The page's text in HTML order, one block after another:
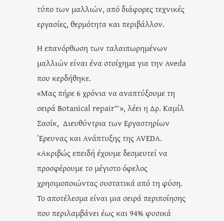
τύπο των μαλλιών, από διάφορες τεχνικές
εργασίες, θερμότητα και περιβάλλον.
Η επανόρθωση των ταλαιπωρημένων
μαλλιών είναι ένα στοίχημα για την Aveda
που κερδήθηκε.
«Μας πήρε 6 χρόνια να αναπτύξουμε τη
σειρά Botanical repair™», λέει η Δρ. Καμίλ
Σασίκ, Διευθύντρια των Εργαστηρίων
Έρευνας και Ανάπτυξης της AVEDA.
«Ακριβώς επειδή έχουμε δεσμευτεί να
προσφέρουμε το μέγιστο όφελος
χρησιμοποιώντας συστατικά από τη φύση.
Το αποτέλεσμα είναι μια σειρά περιποίησης
που περιλαμβάνει έως και 94% φυσικά